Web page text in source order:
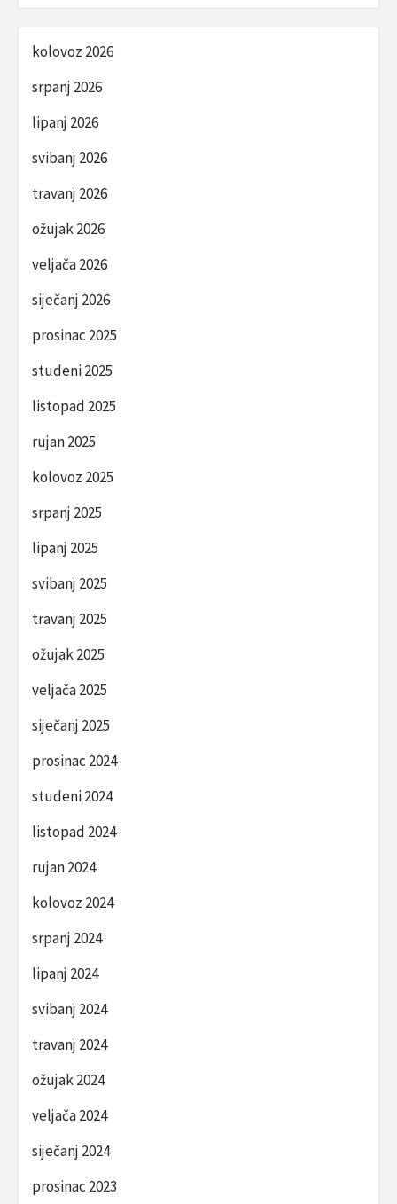
kolovoz 2026
srpanj 2026
lipanj 2026
svibanj 2026
travanj 2026
ožujak 2026
veljača 2026
siječanj 2026
prosinac 2025
studeni 2025
listopad 2025
rujan 2025
kolovoz 2025
srpanj 2025
lipanj 2025
svibanj 2025
travanj 2025
ožujak 2025
veljača 2025
siječanj 2025
prosinac 2024
studeni 2024
listopad 2024
rujan 2024
kolovoz 2024
srpanj 2024
lipanj 2024
svibanj 2024
travanj 2024
ožujak 2024
veljača 2024
siječanj 2024
prosinac 2023